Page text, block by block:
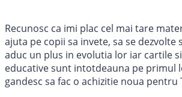
Recunosc ca imi plac cel mai tare
ajuta pe copii sa invete, sa se dezvolte
aduc un plus in evolutia lor iar cartile
educative sunt intotdeauna pe primul
gandesc sa fac o achizitie noua pentru